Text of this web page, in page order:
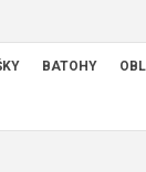
BATOHY